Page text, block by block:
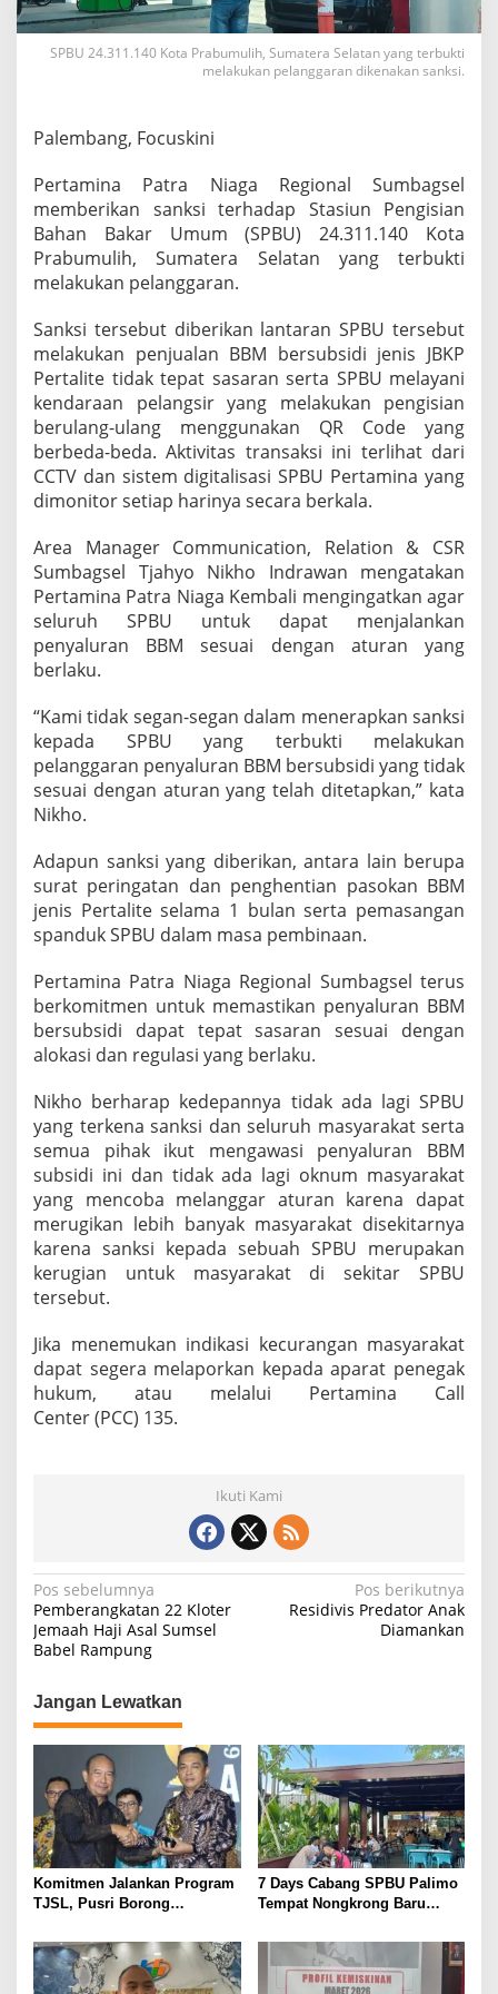
l
a
n
r
,
P
e
r
a
i
n
a
a
t
r
a
i
g
a
B
n
i
T
s
S
P
B
d
i
P
a
m
u
l
i
h
SPBU 24.311.140 Kota Prabumulih, Sumatera Selatan yang terbukti
melakukan pelanggaran dikenakan sanksi.
Palembang, Focuskini
Pertamina Patra Niaga Regional Sumbagsel
memberikan sanksi terhadap Stasiun Pengisian
Bahan Bakar Umum (SPBU) 24.311.140 Kota
Prabumulih, Sumatera Selatan yang terbukti
melakukan pelanggaran.
Sanksi tersebut diberikan lantaran SPBU tersebut
melakukan penjualan BBM bersubsidi jenis JBKP
Pertalite tidak tepat sasaran serta SPBU melayani
kendaraan pelangsir yang melakukan pengisian
berulang-ulang menggunakan QR Code yang
berbeda-beda. Aktivitas transaksi ini terlihat dari
CCTV dan sistem digitalisasi SPBU Pertamina yang
dimonitor setiap harinya secara berkala.
Area Manager Communication, Relation & CSR
Sumbagsel Tjahyo Nikho Indrawan mengatakan
Pertamina Patra Niaga Kembali mengingatkan agar
seluruh SPBU untuk dapat menjalankan
penyaluran BBM sesuai dengan aturan yang
berlaku.
“Kami tidak segan-segan dalam menerapkan sanksi
kepada SPBU yang terbukti melakukan
pelanggaran penyaluran BBM bersubsidi yang tidak
sesuai dengan aturan yang telah ditetapkan,” kata
Nikho.
Adapun sanksi yang diberikan, antara lain berupa
surat peringatan dan penghentian pasokan BBM
jenis Pertalite selama 1 bulan serta pemasangan
spanduk SPBU dalam masa pembinaan.
Pertamina Patra Niaga Regional Sumbagsel terus
berkomitmen untuk memastikan penyaluran BBM
bersubsidi dapat tepat sasaran sesuai dengan
alokasi dan regulasi yang berlaku.
Nikho berharap kedepannya tidak ada lagi SPBU
yang terkena sanksi dan seluruh masyarakat serta
semua pihak ikut mengawasi penyaluran BBM
subsidi ini dan tidak ada lagi oknum masyarakat
yang mencoba melanggar aturan karena dapat
merugikan lebih banyak masyarakat disekitarnya
karena sanksi kepada sebuah SPBU merupakan
kerugian untuk masyarakat di sekitar SPBU
tersebut.
Jika menemukan indikasi kecurangan masyarakat
dapat segera melaporkan kepada aparat penegak
hukum, atau melalui Pertamina Call
Center (PCC) 135.
Ikuti Kami
N
a
v
i
g
a
s
i
p
o
s
Pos sebelumnya
Pemberangkatan 22 Kloter
Jemaah Haji Asal Sumsel
Babel Rampung
Pos berikutnya
Residivis Predator Anak
Diamankan
Jangan Lewatkan
Komitmen Jalankan Program
TJSL, Pusri Borong
Predikat Gold
7 Days Cabang SPBU Palimo
Tempat Nongkrong Baru